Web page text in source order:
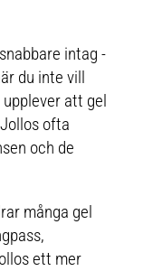
intag -
du inte vill
att gel
ofta
och de
många gel
ett mer